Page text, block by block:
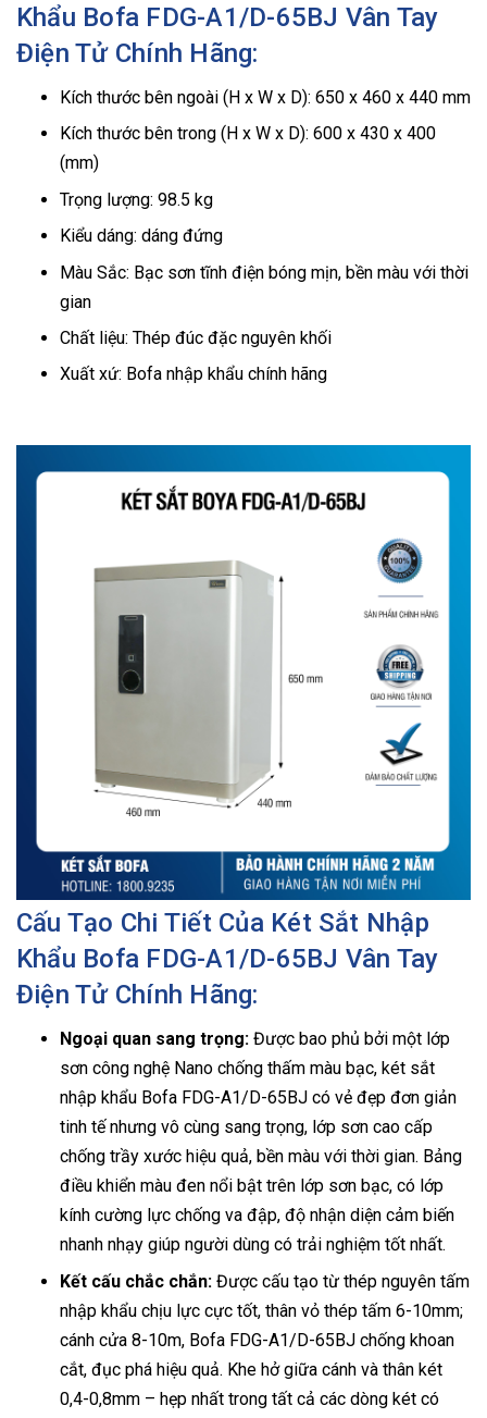
Khẩu Bofa FDG-A1/D-65BJ Vân Tay
Điện Tử Chính Hãng:
Kích thước bên ngoài (H x W x D): 650 x 460 x 440 mm
Kích thước bên trong (H x W x D): 600 x 430 x 400
(mm)
Trọng lượng: 98.5 kg
Kiểu dáng: dáng đứng
Màu Sắc: Bạc sơn tĩnh điện bóng mịn, bền màu với thời
gian
Chất liệu: Thép đúc đặc nguyên khối
Xuất xứ: Bofa nhập khẩu chính hãng
Cấu Tạo Chi Tiết Của Két Sắt Nhập
Khẩu Bofa FDG-A1/D-65BJ Vân Tay
Điện Tử Chính Hãng:
Ngoại quan sang trọng: Được bao phủ bởi một lớp
sơn công nghệ Nano chống thấm màu bạc, két sắt
nhập khẩu Bofa FDG-A1/D-65BJ có vẻ đẹp đơn giản
tinh tế nhưng vô cùng sang trọng, lớp sơn cao cấp
chống trầy xước hiệu quả, bền màu với thời gian. Bảng
điều khiển màu đen nổi bật trên lớp sơn bạc, có lớp
kính cường lực chống va đập, độ nhận diện cảm biến
nhanh nhạy giúp người dùng có trải nghiệm tốt nhất.
Kết cấu chắc chắn: Được cấu tạo từ thép nguyên tấm
nhập khẩu chịu lực cực tốt, thân vỏ thép tấm 6-10mm;
cánh cửa 8-10m, Bofa FDG-A1/D-65BJ chống khoan
cắt, đục phá hiệu quả. Khe hở giữa cánh và thân két
0,4-0,8mm – hẹp nhất trong tất cả các dòng két có